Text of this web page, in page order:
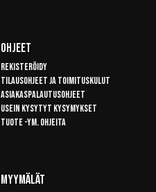
Ohjeet
Rekisteröidy
Tilausohjeet ja toimituskulut
Asiakaspalautusohjeet
Usein kysytyt kysymykset
Tuote -ym. ohjeita
Myymälät